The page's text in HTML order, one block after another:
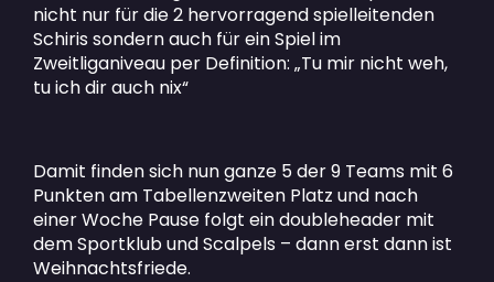
nicht nur für die 2 hervorragend spielleitenden
Schiris sondern auch für ein Spiel im
Zweitliganiveau per Definition: „Tu mir nicht weh,
tu ich dir auch nix“
Damit finden sich nun ganze 5 der 9 Teams mit 6
Punkten am Tabellenzweiten Platz und nach
einer Woche Pause folgt ein doubleheader mit
dem Sportklub und Scalpels – dann erst dann ist
Weihnachtsfriede.